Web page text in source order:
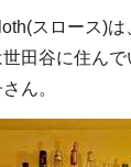
スロース)
田谷に住ん
ん。